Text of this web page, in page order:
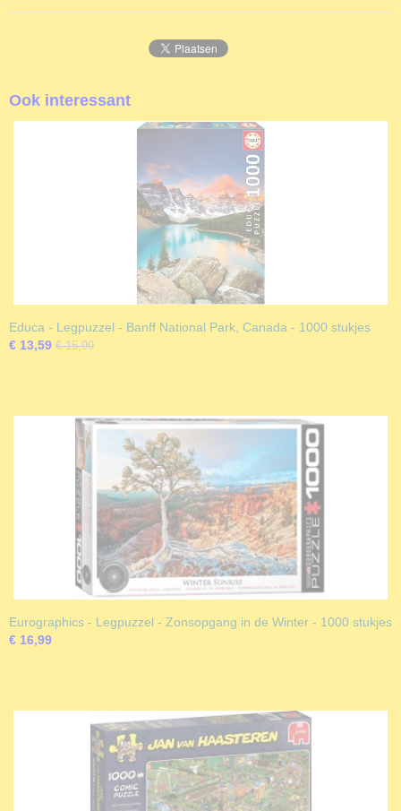
Ook interessant
Educa - Legpuzzel - Banff National Park, Canada - 1000 stukjes
€ 13,59 € 15,99
Eurographics - Legpuzzel - Zonsopgang in de Winter - 1000 stukjes
€ 16,99